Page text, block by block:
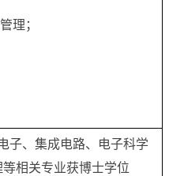
理；
子、集成电路、电子科学
相关专业获博士学位